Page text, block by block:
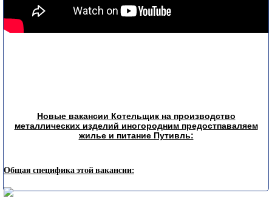
Новые вакансии Котельщик на производство
металлических изделий иногородним предостпаваляем
жилье и питание Путивль:
Общая специфика этой вакансии: